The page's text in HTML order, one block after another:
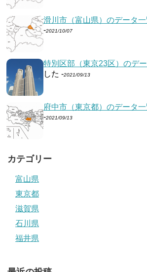
滑川市（富山県）のデータ一
-2021/10/07
特別区部（東京23区）のデ
した -2021/09/13
府中市（東京都）のデータ
-2021/09/13
カテゴリー
富山県
東京都
滋賀県
石川県
福井県